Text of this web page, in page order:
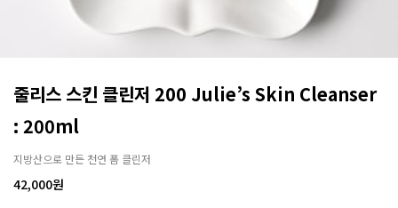
줄리스 스킨 클린저 200 Julie’s Skin Cleanser
: 200ml
지방산으로 만든 천연 폼 클린저
42,000원